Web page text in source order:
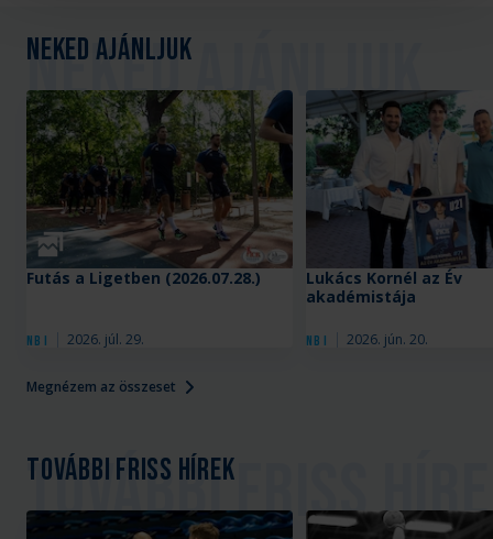
Neked ajánljuk
Megnézem az összeset
Galéria
NB I 2026. júl. 29.
Futás a Ligetben (2026.07.28.)
NB I 2026. jún. 20.
Lukács Kornél az Év
akadémistája
További friss hírek